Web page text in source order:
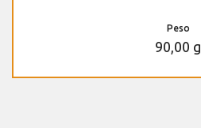
Peso
90,00 g